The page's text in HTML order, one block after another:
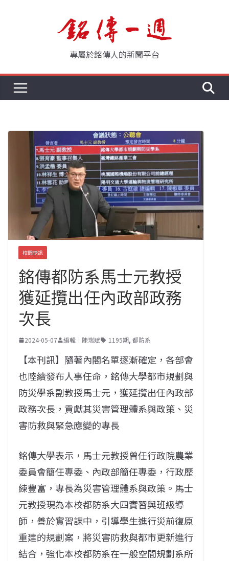
專屬於銘傳人的新聞平台
校園快訊
銘傳都防系馬士元教授
獲延攬出任內政部政務
次長
2024-05-07 編輯｜陳瑞斌 1195期, 都防系
【本刊訊】隨著內閣名單逐漸確定，各部會
也陸續發布人事任命，銘傳大學都市規劃與
防災學系副教授馬士元，獲延攬出任內政部
政務次長，貢獻其災害管理體系與政策、災
害防救與緊急應變的專長
銘傳大學表示，馬士元教授曾任行政院農業
委員會簡任專委、內政部簡任專委，行政歷
練豐富，專長為災害管理體系與政策。馬士
元教授現為本校都防系大四實習與班級導
師，善於實習課中，引導學生進行災前復原
重建的規劃案，將災害防救與都市更新進行
結合，強化本校都防系在一般空間規劃系所